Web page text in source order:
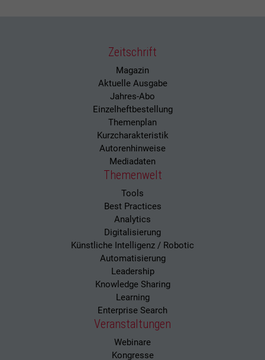
Zeitschrift
Magazin
Aktuelle Ausgabe
Jahres-Abo
Einzelheftbestellung
Themenplan
Kurzcharakteristik
Autorenhinweise
Mediadaten
Themenwelt
Tools
Best Practices
Analytics
Digitalisierung
Künstliche Intelligenz / Robotic
Automatisierung
Leadership
Knowledge Sharing
Learning
Enterprise Search
Veranstaltungen
Webinare
Kongresse